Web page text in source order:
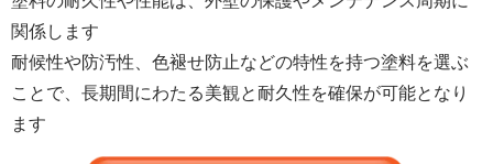
関係します
耐候性や防汚性、色褪せ防止などの特性を持つ塗料を選ぶ
ことで、長期間にわたる美観と耐久性を確保が可能となり
ます